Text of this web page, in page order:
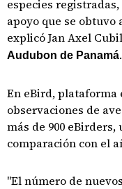
especies
apoyo que se
explicó Jan Axel
Audubon de Panamá.
En eBird, plataforma
observaciones de
más de 900
comparación con el
"El número de